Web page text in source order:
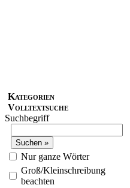
Kategorien
Volltextsuche
Suchbegriff
Nur ganze Wörter
Groß/Kleinschreibung
beachten